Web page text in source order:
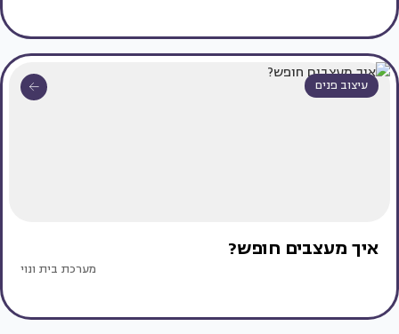
עיצוב פנים
איך מעצבים חופש?
מערכת בית ונוי